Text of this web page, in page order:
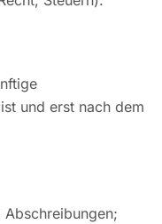
und erst nach dem
Abschreibungen;